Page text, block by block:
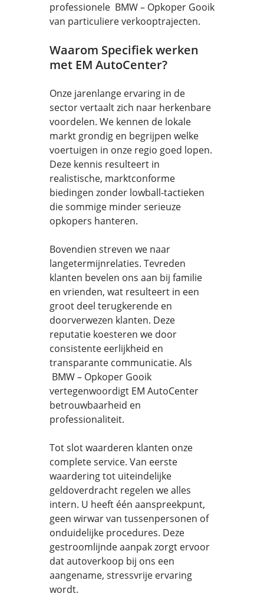
professionele BMW – Opkoper Gooik
van particuliere verkooptrajecten.
Waarom Specifiek werken
met EM AutoCenter?
Onze jarenlange ervaring in de
sector vertaalt zich naar herkenbare
voordelen. We kennen de lokale
markt grondig en begrijpen welke
voertuigen in onze regio goed lopen.
Deze kennis resulteert in
realistische, marktconforme
biedingen zonder lowball-tactieken
die sommige minder serieuze
opkopers hanteren.
Bovendien streven we naar
langetermijnrelaties. Tevreden
klanten bevelen ons aan bij familie
en vrienden, wat resulteert in een
groot deel terugkerende en
doorverwezen klanten. Deze
reputatie koesteren we door
consistente eerlijkheid en
transparante communicatie. Als
BMW – Opkoper Gooik
vertegenwoordigt EM AutoCenter
betrouwbaarheid en
professionaliteit.
Tot slot waarderen klanten onze
complete service. Van eerste
waardering tot uiteindelijke
geldoverdracht regelen we alles
intern. U heeft één aanspreekpunt,
geen wirwar van tussenpersonen of
onduidelijke procedures. Deze
gestroomlijnde aanpak zorgt ervoor
dat autoverkoop bij ons een
aangename, stressvrije ervaring
wordt.